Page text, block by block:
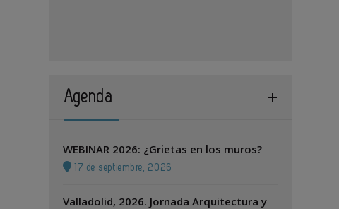
Agenda
WEBINAR 2026: ¿Grietas en los muros?
17 de septiembre, 2026
Valladolid, 2026. Jornada Arquitectura y